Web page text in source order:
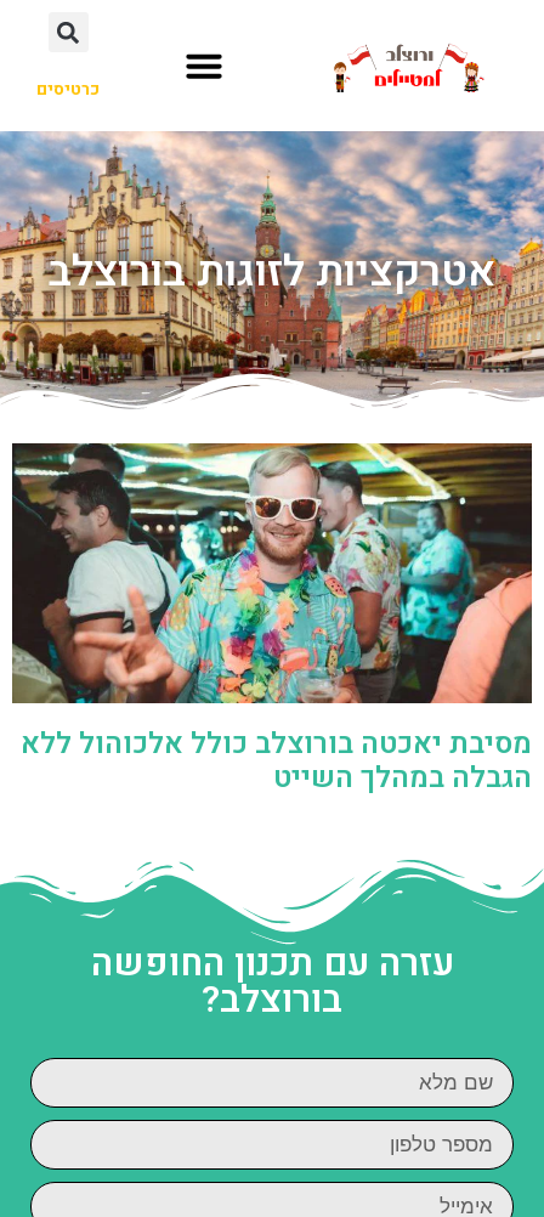
כרטיסים
אטרקציות לזוגות בורוצלב
מסיבת יאכטה בורוצלב כולל אלכוהול ללא
הגבלה במהלך השייט
עזרה עם תכנון החופשה
בורוצלב?